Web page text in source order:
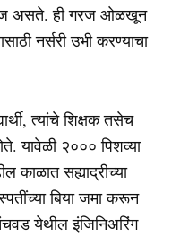
गरज असते. ही गरज ओळखून
नर्सरी उभी करण्याचा
त्यांचे शिक्षक तसेच
यावेळी २००० पिशव्या
काळात सह्याद्रीच्या
बिया जमा करून
येथील इंजिनिअरिंग